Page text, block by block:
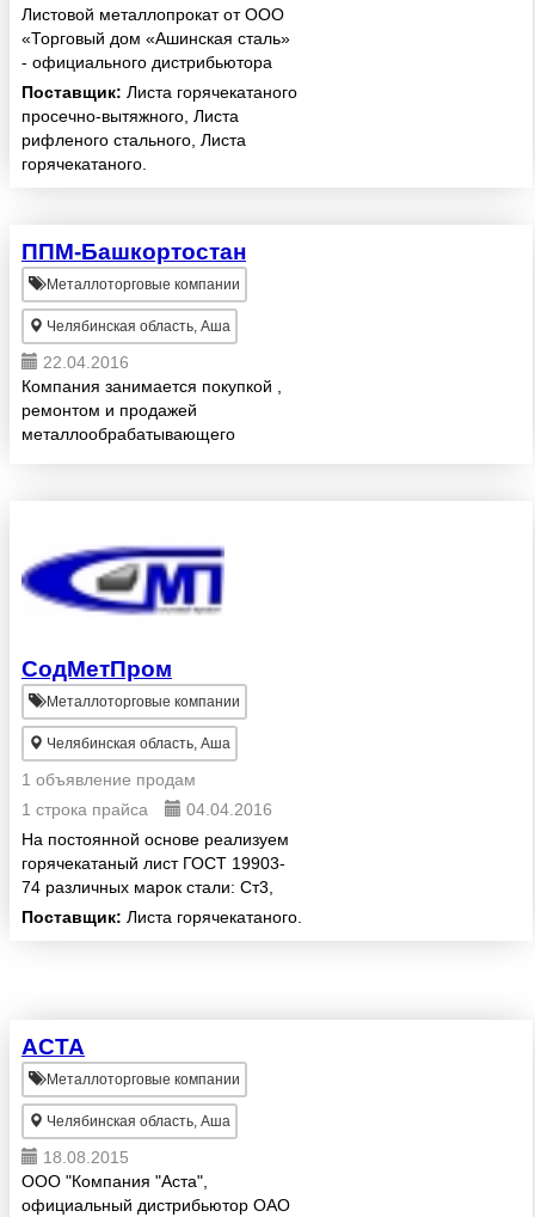
Листовой металлопрокат от ООО
«Торговый дом «Ашинская сталь»
- официального дистрибьютора
ОАО «Ашинский
металлургический завод»: 09Г2С
(до15 категории) СТ3СП (до 5
категории); СТ45; СТ20; СТ10;
Поставщик: Листа горячекатаного
просечно-вытяжного, Листа
рифленого стального, Листа
горячекатаного.
ППМ-Башкортостан
Металлоторговые компании
Челябинская область, Аша
22.04.2016
Компания занимается покупкой ,
ремонтом и продажей
металлообрабатывающего
СодМетПром
Металлоторговые компании
Челябинская область, Аша
1 объявление продам
1 строка прайса
04.04.2016
На постоянной основе реализуем
горячекатаный лист ГОСТ 19903-
74 различных марок стали: Ст3,
10, 20, 45, 20К, 40Х, 30ХГСА,
Поставщик: Листа горячекатаного.
АСТА
Металлоторговые компании
Челябинская область, Аша
18.08.2015
ООО "Компания "Аста",
официальный дистрибьютор ОАО